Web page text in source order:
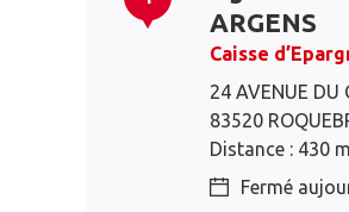
ARGENS
Caisse
24 AVENUE DU
83520
Distance : 430 m
Fermé